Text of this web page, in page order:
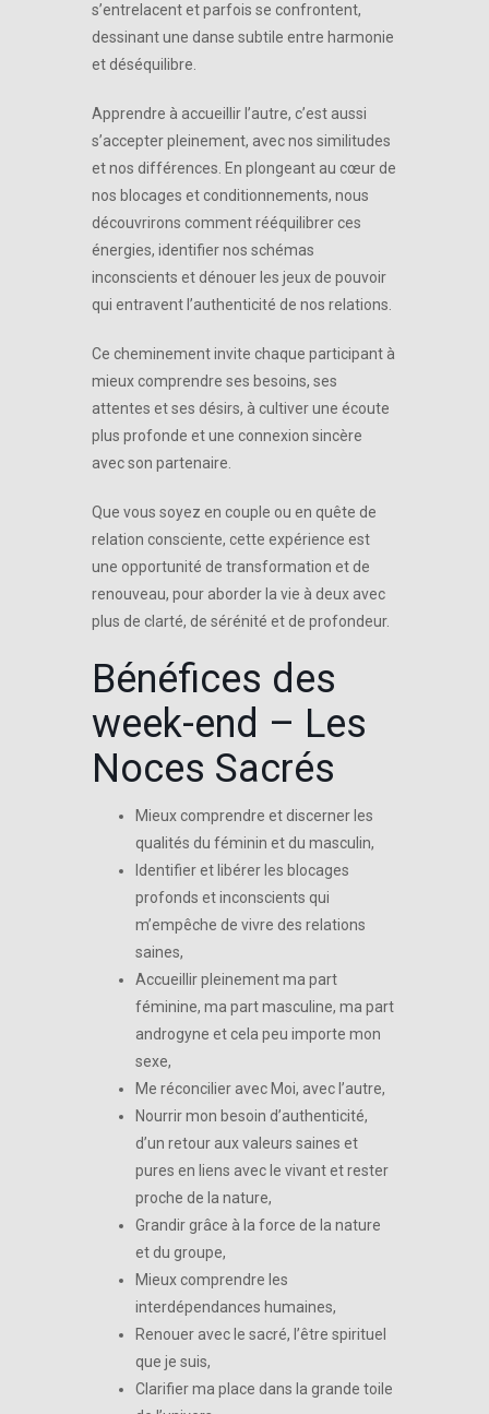
s’entrelacent et parfois se confrontent,
dessinant une danse subtile entre harmonie
et déséquilibre.
Apprendre à accueillir l’autre, c’est aussi
s’accepter pleinement, avec nos similitudes
et nos différences. En plongeant au cœur de
nos blocages et conditionnements, nous
découvrirons comment rééquilibrer ces
énergies, identifier nos schémas
inconscients et dénouer les jeux de pouvoir
qui entravent l’authenticité de nos relations.
Ce cheminement invite chaque participant à
mieux comprendre ses besoins, ses
attentes et ses désirs, à cultiver une écoute
plus profonde et une connexion sincère
avec son partenaire.
Que vous soyez en couple ou en quête de
relation consciente, cette expérience est
une opportunité de transformation et de
renouveau, pour aborder la vie à deux avec
plus de clarté, de sérénité et de profondeur.
Bénéfices des
week-end – Les
Noces Sacrés
Mieux comprendre et discerner les
qualités du féminin et du masculin,
Identifier et libérer les blocages
profonds et inconscients qui
m’empêche de vivre des relations
saines,
Accueillir pleinement ma part
féminine, ma part masculine, ma part
androgyne et cela peu importe mon
sexe,
Me réconcilier avec Moi, avec l’autre,
Nourrir mon besoin d’authenticité,
d’un retour aux valeurs saines et
pures en liens avec le vivant et rester
proche de la nature,
Grandir grâce à la force de la nature
et du groupe,
Mieux comprendre les
interdépendances humaines,
Renouer avec le sacré, l’être spirituel
que je suis,
Clarifier ma place dans la grande toile